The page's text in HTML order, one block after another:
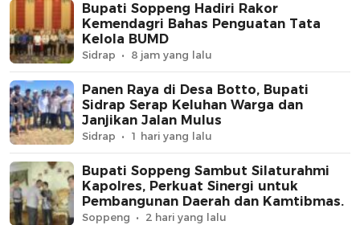
Bupati Soppeng Hadiri Rakor
Kemendagri Bahas Penguatan Tata
Kelola BUMD
Sidrap 8 jam yang lalu
Panen Raya di Desa Botto, Bupati
Sidrap Serap Keluhan Warga dan
Janjikan Jalan Mulus
Sidrap 1 hari yang lalu
Bupati Soppeng Sambut Silaturahmi
Kapolres, Perkuat Sinergi untuk
Pembangunan Daerah dan Kamtibmas.
Soppeng 2 hari yang lalu